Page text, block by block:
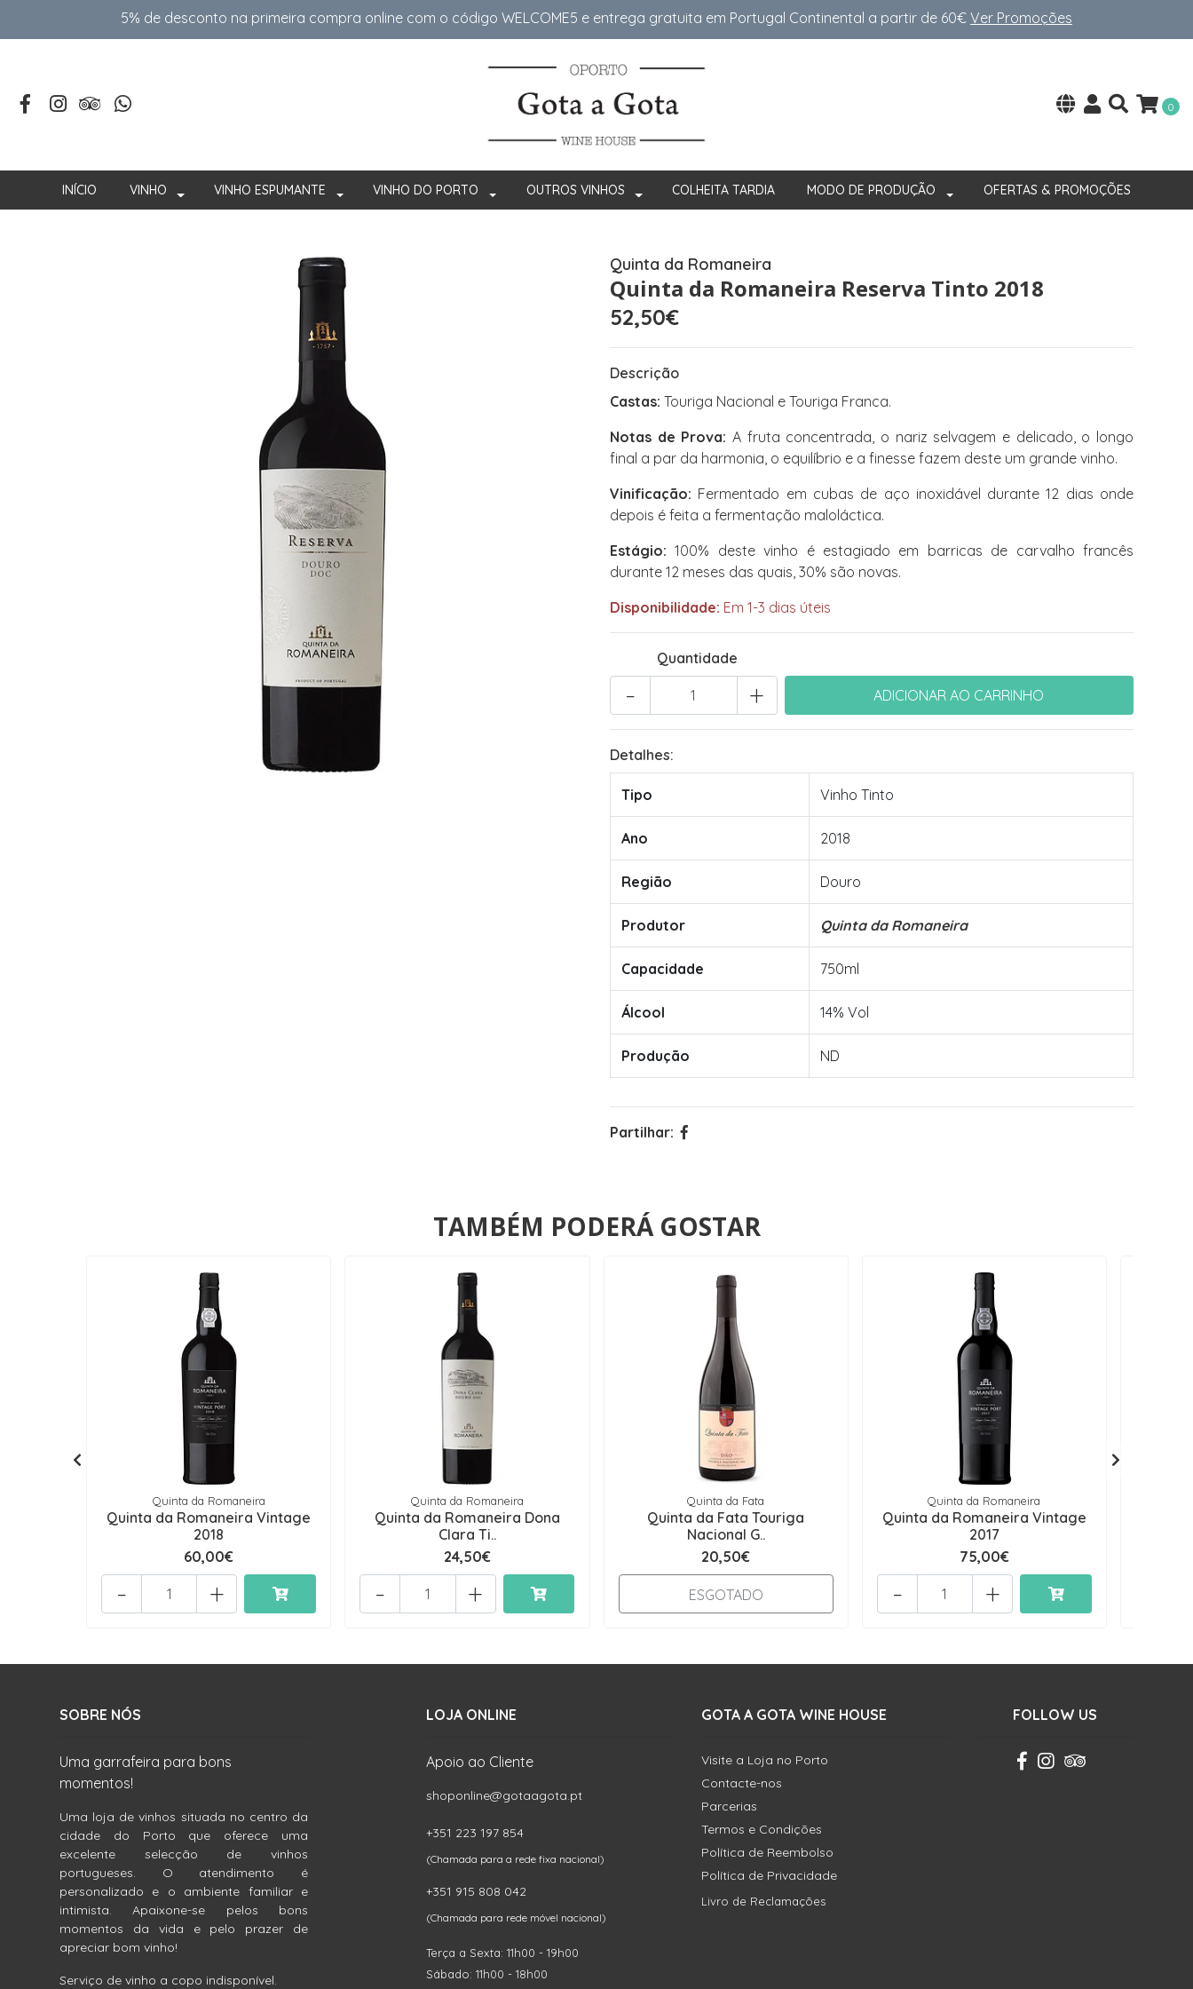
5% de desconto na primeira compra online com o código WELCOME5 e entrega gratuita em Portugal Continental a partir de 60€ Ver Promoções
0
INÍCIO VINHO VINHO ESPUMANTE VINHO DO PORTO OUTROS VINHOS COLHEITA TARDIA MODO DE PRODUÇÃO OFERTAS & PROMOÇÕES
Quinta da Romaneira
Quinta da Romaneira Reserva Tinto 2018
52,50€
Descrição
Castas: Touriga Nacional e Touriga Franca.
Notas de Prova: A fruta concentrada, o nariz selvagem e delicado, o longo
final a par da harmonia, o equilíbrio e a finesse fazem deste um grande vinho.
Vinificação: Fermentado em cubas de aço inoxidável durante 12 dias onde
depois é feita a fermentação maloláctica.
Estágio: 100% deste vinho é estagiado em barricas de carvalho francês
durante 12 meses das quais, 30% são novas.
Disponibilidade: Em 1-3 dias úteis
Quantidade
+
-
Detalhes:
Tipo Vinho Tinto
Ano 2018
Região Douro
Produtor Quinta da Romaneira
Capacidade 750ml
Álcool 14% Vol
Produção ND
Partilhar:
TAMBÉM PODERÁ GOSTAR
Quinta da Romaneira
Quinta da Romaneira Vintage
2018
60,00€
+
-
Quinta da Romaneira
Quinta da Romaneira Dona
Clara Ti..
24,50€
+
-
Quinta da Fata
Quinta da Fata Touriga
Nacional G..
20,50€
ESGOTADO
Quinta da Romaneira
Quinta da Romaneira Vintage
2017
75,00€
+
-
SOBRE NÓS
Uma garrafeira para bons
momentos!
Uma loja de vinhos situada no centro da
cidade do Porto que oferece uma
excelente selecção de vinhos
portugueses. O atendimento é
personalizado e o ambiente familiar e
intimista. Apaixone-se pelos bons
momentos da vida e pelo prazer de
apreciar bom vinho!
Serviço de vinho a copo indisponível.
LOJA ONLINE
Apoio ao Cliente
shoponline@gotaagota.pt
+351 223 197 854
(Chamada para a rede fixa nacional)
+351 915 808 042
(Chamada para rede móvel nacional)
Terça a Sexta: 11h00 - 19h00
Sábado: 11h00 - 18h00
GOTA A GOTA WINE HOUSE
Visite a Loja no Porto
Contacte-nos
Parcerias
Termos e Condições
Política de Reembolso
Política de Privacidade
Livro de Reclamações
FOLLOW US